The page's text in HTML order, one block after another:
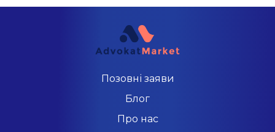
Позовні заяви
Блог
Про нас